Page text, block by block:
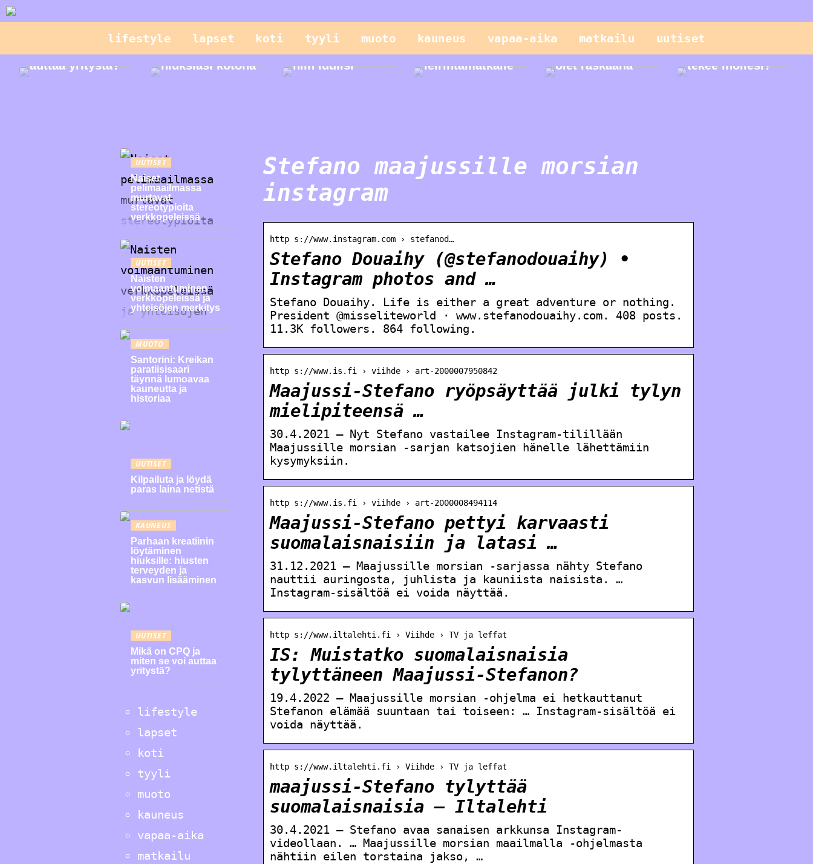
lifestyle lapset koti tyyli muoto kauneus vapaa-aika matkailu uutiset
Mikä on CPQ ja
miten se voi
auttaa yritystä?
Hallitse
hiuksiasi kotona
leikkivät
parhaiten, tai
niin luulisi
Helppo illallinen
leirintämatkalle
geneettisistä
testeistä, kun
olet raskaana
Mitä seerumi
tekee ihollesi?
Stefano maajussille morsian
instagram
http s://www.instagram.com › stefanod…
Stefano Douaihy (@stefanodouaihy) •
Instagram photos and …
Stefano Douaihy. Life is either a great adventure or nothing.
President @misseliteworld · www.stefanodouaihy.com. 408 posts.
11.3K followers. 864 following.
http s://www.is.fi › viihde › art-2000007950842
Maajussi-Stefano ryöpsäyttää julki tylyn
mielipiteensä …
30.4.2021 — Nyt Stefano vastailee Instagram-tilillään
Maajussille morsian -sarjan katsojien hänelle lähettämiin
kysymyksiin.
http s://www.is.fi › viihde › art-2000008494114
Maajussi-Stefano pettyi karvaasti
suomalaisnaisiin ja latasi …
31.12.2021 — Maajussille morsian -sarjassa nähty Stefano
nauttii auringosta, juhlista ja kauniista naisista. …
Instagram-sisältöä ei voida näyttää.
http s://www.iltalehti.fi › Viihde › TV ja leffat
IS: Muistatko suomalaisnaisia
tylyttäneen Maajussi-Stefanon?
19.4.2022 — Maajussille morsian -ohjelma ei hetkauttanut
Stefanon elämää suuntaan tai toiseen: … Instagram-sisältöä ei
voida näyttää.
http s://www.iltalehti.fi › Viihde › TV ja leffat
maajussi-Stefano tylyttää
suomalaisnaisia – Iltalehti
30.4.2021 — Stefano avaa sanaisen arkkunsa Instagram-
videollaan. … Maajussille morsian maailmalla -ohjelmasta
nähtiin eilen torstaina jakso, …
UUTISET
Naiset
pelimaailmassa
murtavat
stereotypioita
verkkopeleissä
UUTISET
Naisten
voimaantuminen
verkkopeleissä ja
yhteisöjen merkitys
MUOTO
Santorini: Kreikan
paratiisisaari
täynnä lumoavaa
kauneutta ja
historiaa
UUTISET
Kilpailuta ja löydä
paras laina netistä
KAUNEUS
Parhaan kreatiinin
löytäminen
hiuksille: hiusten
terveyden ja
kasvun lisääminen
UUTISET
Mikä on CPQ ja
miten se voi auttaa
yritystä?
lifestyle
lapset
koti
tyyli
muoto
kauneus
vapaa-aika
matkailu